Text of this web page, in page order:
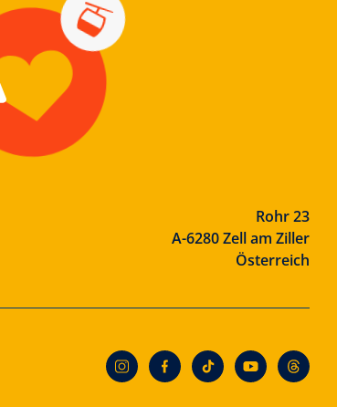
Rohr 23
A-6280 Zell am Ziller
Österreich